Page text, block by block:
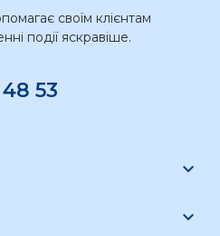
своїм клієнтам
події яскравіше.
53

